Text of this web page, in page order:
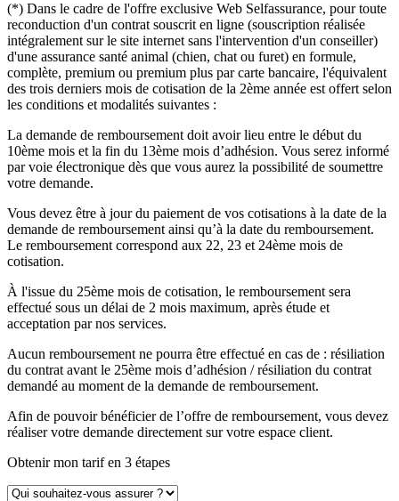
(*) Dans le cadre de l'offre exclusive Web Selfassurance, pour toute
reconduction d'un contrat souscrit en ligne (souscription réalisée
intégralement sur le site internet sans l'intervention d'un conseiller)
d'une assurance santé animal (chien, chat ou furet) en formule,
complète, premium ou premium plus par carte bancaire, l'équivalent
des trois derniers mois de cotisation de la 2ème année est offert selon
les conditions et modalités suivantes :
La demande de remboursement doit avoir lieu entre le début du
10ème mois et la fin du 13ème mois d’adhésion. Vous serez informé
par voie électronique dès que vous aurez la possibilité de soumettre
votre demande.
Vous devez être à jour du paiement de vos cotisations à la date de la
demande de remboursement ainsi qu’à la date du remboursement.
Le remboursement correspond aux 22, 23 et 24ème mois de
cotisation.
À l'issue du 25ème mois de cotisation, le remboursement sera
effectué sous un délai de 2 mois maximum, après étude et
acceptation par nos services.
Aucun remboursement ne pourra être effectué en cas de : résiliation
du contrat avant le 25ème mois d’adhésion / résiliation du contrat
demandé au moment de la demande de remboursement.
Afin de pouvoir bénéficier de l’offre de remboursement, vous devez
réaliser votre demande directement sur votre espace client.
Obtenir mon tarif en 3 étapes